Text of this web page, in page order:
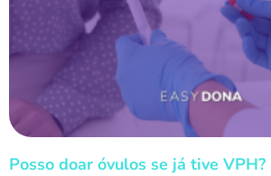
Posso doar óvulos se já tive VPH?